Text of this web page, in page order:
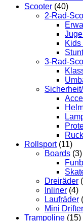
Scooter (40)
2-Rad-
Kids
3-Rad-
Rollsport (11)
Boards (3)
Dreiräder
Inliner (4)
Laufräder
Mini Drifter
Trampoline (15)